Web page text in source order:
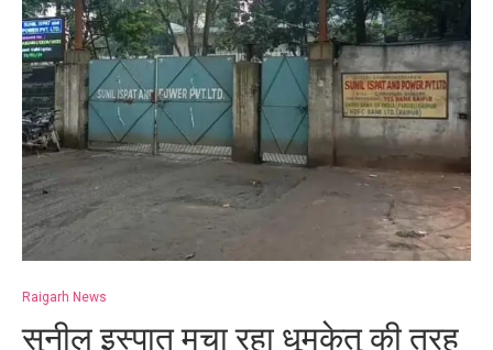
Raigarh News
सुनील इस्पात मचा रहा धूमकेतु की तरह